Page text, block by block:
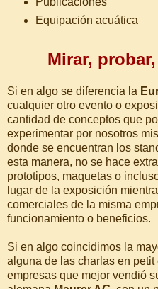
Equipación acuática
Mirar,
Si en algo se diferencia la
cualquier otro evento o
cantidad de conceptos que
experimentar por nosotros
donde se encuentran los
esta manera, no se hace
prototipos, maquetas o
lugar de la exposición
comerciales de la misma
funcionamiento o beneficios.
Si en algo coincidimos la
alguna de las charlas en
empresas que mejor vendió